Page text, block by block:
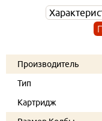
Производитель
Тип
Картридж